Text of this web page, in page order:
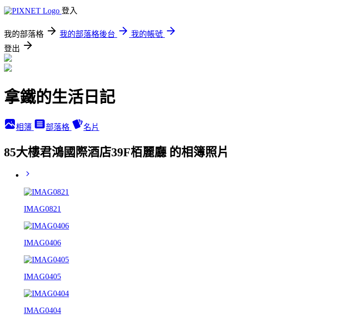
登入
我的部落格 我的部落格後台
我的帳號
登出
拿鐵的生活日記
相簿 部落格 名片
85大樓君鴻國際酒店39F栢麗廳 的相簿照片
IMAG0821
IMAG0406
IMAG0405
IMAG0404